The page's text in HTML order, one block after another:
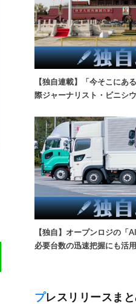
【独自連載】「今そこに
際ジャーナリスト・ビニシ
【独自】オープンロジの「
必要台数の迅速把握にも活
プレスリリースま